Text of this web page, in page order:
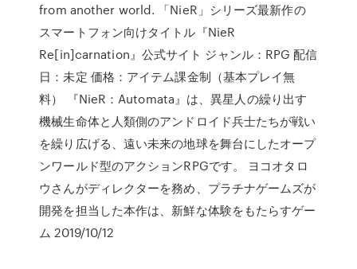
from another world. 「NieR」シリーズ最新作の
スマートフォン向けタイトル『NieR
Re[in]carnation』公式サイト ジャンル：RPG 配信
日：未定 価格：アイテム課金制（基本プレイ無
料） 『NieR：Automata』は、異星人の繰り出す
機械生命体と人類側のアンドロイド兵士たちが戦い
を繰り広げる、遠い未来の地球を舞台にしたオープ
ンワールド型のアクションRPGです。 ヨコオタロ
ウさんがディレクターを務め、プラチナゲームズが
開発を担当した本作は、新鮮な体験をもたらすゲー
ム 2019/10/12